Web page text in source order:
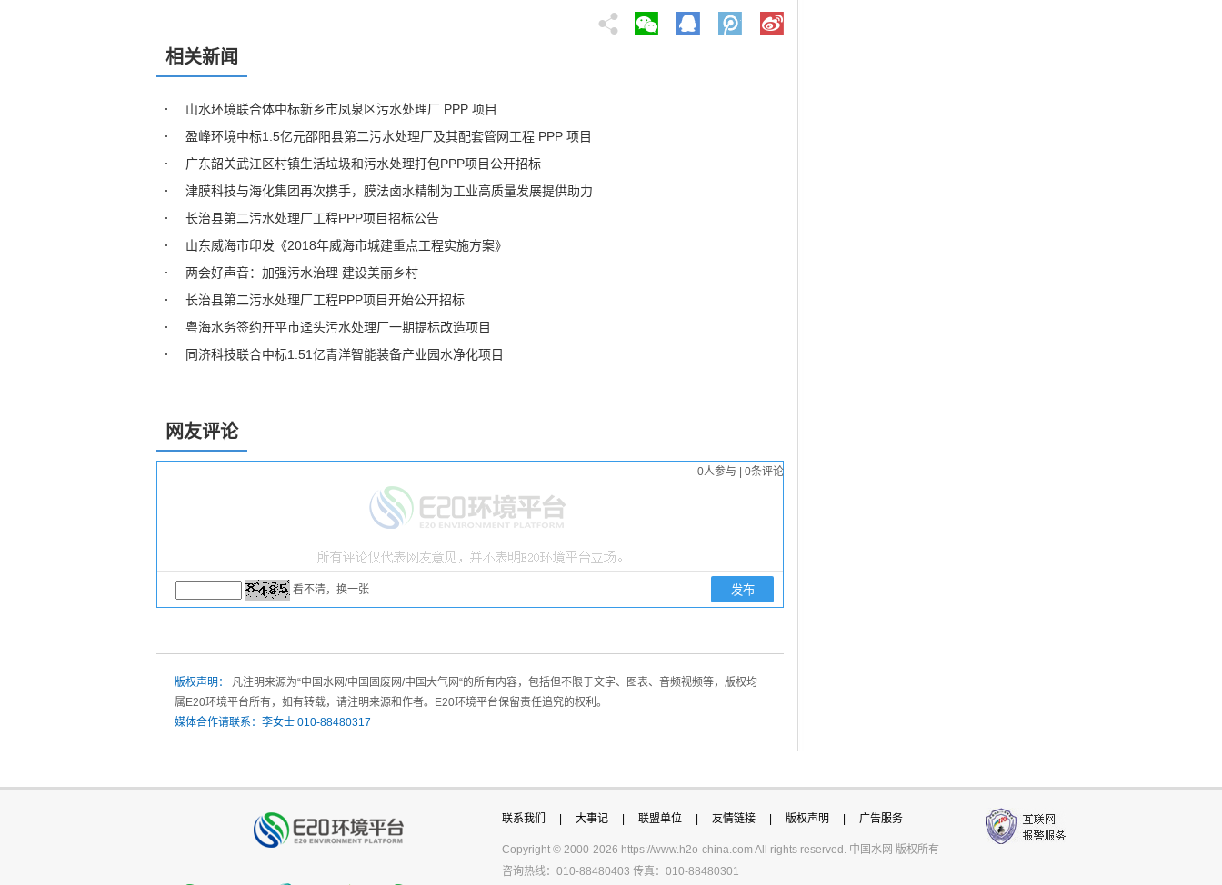
相关新闻
山水环境联合体中标新乡市凤泉区污水处理厂 PPP 项目
盈峰环境中标1.5亿元邵阳县第二污水处理厂及其配套管网工程 PPP 项目
广东韶关武江区村镇生活垃圾和污水处理打包PPP项目公开招标
津膜科技与海化集团再次携手，膜法卤水精制为工业高质量发展提供助力
长治县第二污水处理厂工程PPP项目招标公告
山东威海市印发《2018年威海市城建重点工程实施方案》
两会好声音：加强污水治理 建设美丽乡村
长治县第二污水处理厂工程PPP项目开始公开招标
粤海水务签约开平市迳头污水处理厂一期提标改造项目
同济科技联合中标1.51亿青洋智能装备产业园水净化项目
网友评论
0人参与 0条评论
看不清，换一张
版权声明：
凡注明来源为“中国水网/中国固废网/中国大气网“的所有内容，包括但不限于文字、图表、音频视频等，版权均
属E20环境平台所有，如有转载，请注明来源和作者。E20环境平台保留责任追究的权利。
媒体合作请联系：李女士 010-88480317
联系我们 大事记 联盟单位 友情链接 版权声明 广告服务
Copyright © 2000-2026 https://www.h2o-china.com All rights reserved. 中国水网 版权所有
咨询热线：010-88480403 传真：010-88480301